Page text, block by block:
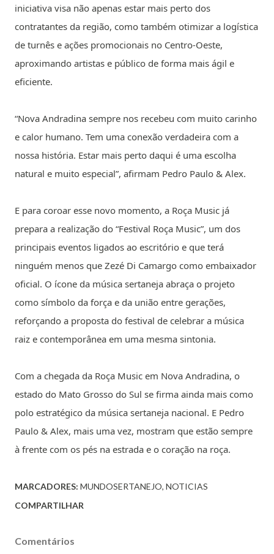
iniciativa visa não apenas estar mais perto dos
contratantes da região, como também otimizar a logística
de turnês e ações promocionais no Centro-Oeste,
aproximando artistas e público de forma mais ágil e
eficiente.
“Nova Andradina sempre nos recebeu com muito carinho
e calor humano. Tem uma conexão verdadeira com a
nossa história. Estar mais perto daqui é uma escolha
natural e muito especial”, afirmam Pedro Paulo & Alex.
E para coroar esse novo momento, a Roça Music já
prepara a realização do “Festival Roça Music”, um dos
principais eventos ligados ao escritório e que terá
ninguém menos que Zezé Di Camargo como embaixador
oficial. O ícone da música sertaneja abraça o projeto
como símbolo da força e da união entre gerações,
reforçando a proposta do festival de celebrar a música
raiz e contemporânea em uma mesma sintonia.
Com a chegada da Roça Music em Nova Andradina, o
estado do Mato Grosso do Sul se firma ainda mais como
polo estratégico da música sertaneja nacional. E Pedro
Paulo & Alex, mais uma vez, mostram que estão sempre
à frente com os pés na estrada e o coração na roça.
MARCADORES: MUNDOSERTANEJO NOTICIAS
COMPARTILHAR
Comentários